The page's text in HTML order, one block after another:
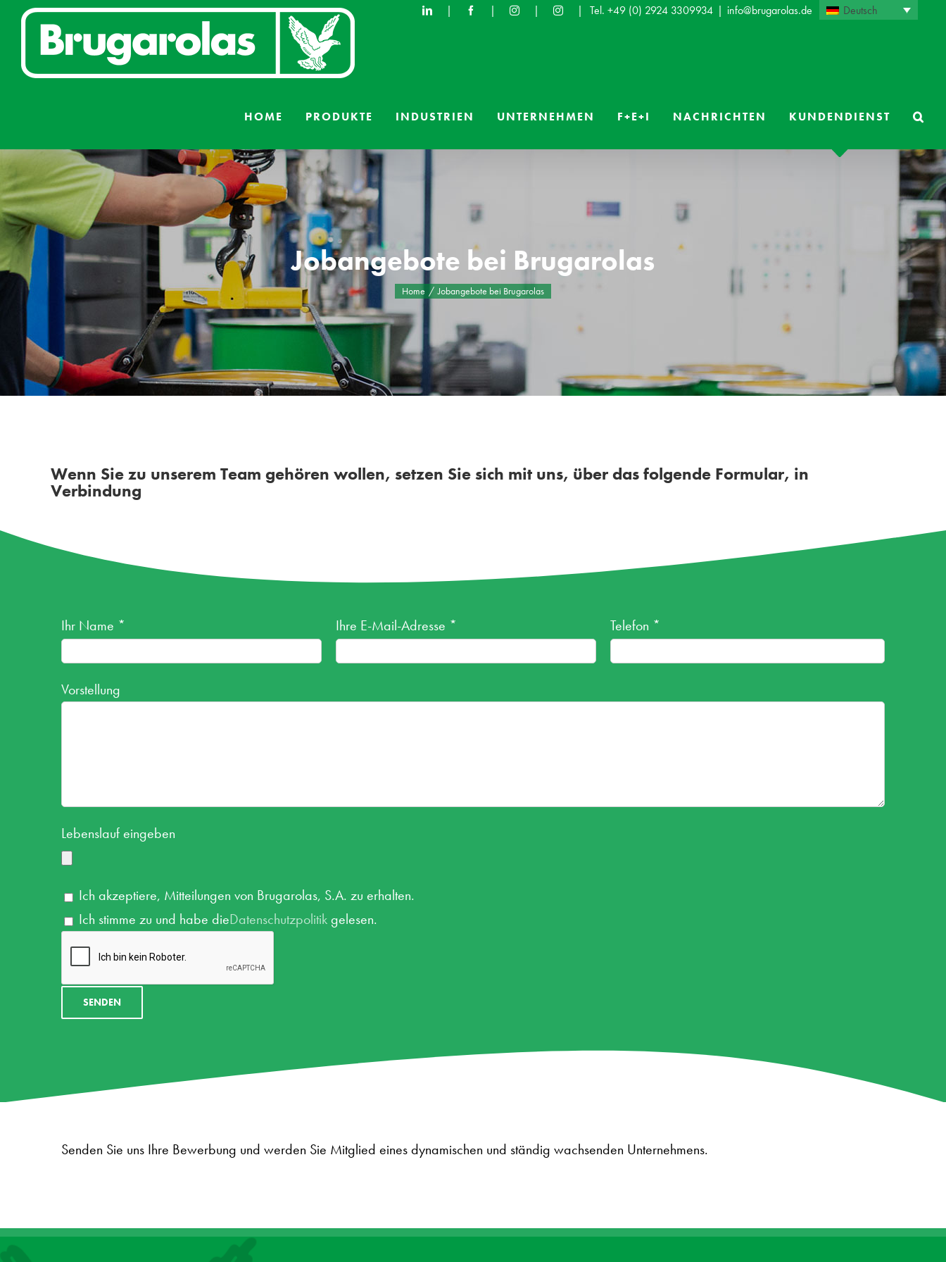
Skip
Deutsch
| | | | Tel. +49 (0) 2924 3309934 | info@brugarolas.de
HOME PRODUKTE INDUSTRIEN UNTERNEHMEN F+E+I NACHRICHTEN KUNDENDIENST
Jobangebote bei Brugarolas
Home Jobangebote bei Brugarolas
Wenn Sie zu unserem Team gehören wollen, setzen Sie sich mit uns, über das folgende Formular, in
Verbindung
Ihr Name * Ihre E-Mail-Adresse * Telefon *
Vorstellung
Lebenslauf eingeben
Ich akzeptiere, Mitteilungen von Brugarolas, S.A. zu erhalten.
Ich stimme zu und habe dieDatenschutzpolitikgelesen.
Senden Sie uns Ihre Bewerbung und werden Sie Mitglied eines dynamischen und ständig wachsenden Unternehmens.